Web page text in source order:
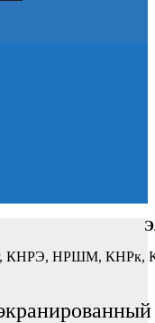
НРШМ, КНРк,